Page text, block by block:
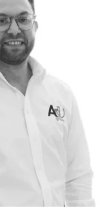
over de 10 jaar
helpen wij u graag op de
)